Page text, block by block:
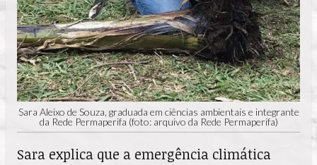
Sara Aleixo de Souza, graduada em ciências ambientais e integrante
da Rede Permaperifa (foto: arquivo da Rede Permaperifa)
Sara explica que a emergência climática